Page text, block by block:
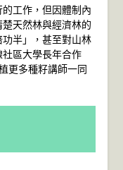
工作，但因體制內
天然林與經濟林的
半」，甚至對山林
區大學長年合作
更多種籽講師一同